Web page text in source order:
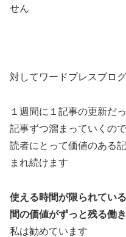
せん
対してワードプレスブロ
１週間に１記事の更新だ
記事ずつ溜まっていくので
読者にとって価値のある
まれ続けます
使える時間が限られてい
間の価値がずっと残る働
私は勧めています